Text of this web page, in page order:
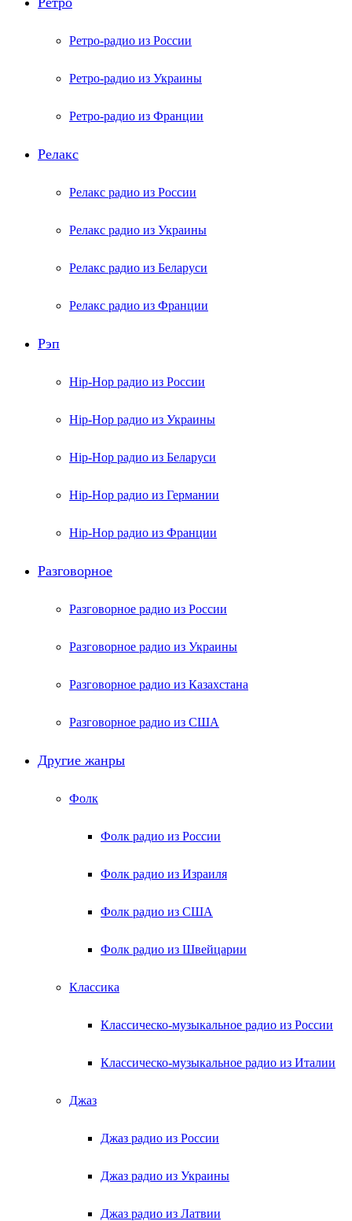
Ретро-радио из России
Ретро-радио из Украины
Ретро-радио из Франции
Релакс
Релакс радио из России
Релакс радио из Украины
Релакс радио из Беларуси
Релакс радио из Франции
Рэп
Hip-Hop радио из России
Hip-Hop радио из Украины
Hip-Hop радио из Беларуси
Hip-Hop радио из Германии
Hip-Hop радио из Франции
Разговорное
Разговорное радио из России
Разговорное радио из Украины
Разговорное радио из Казахстана
Разговорное радио из США
Другие жанры
Фолк
Фолк радио из России
Фолк радио из Израиля
Фолк радио из США
Фолк радио из Швейцарии
Классика
Классическо-музыкальное радио из России
Классическо-музыкальное радио из Италии
Джаз
Джаз радио из России
Джаз радио из Украины
Джаз радио из Латвии